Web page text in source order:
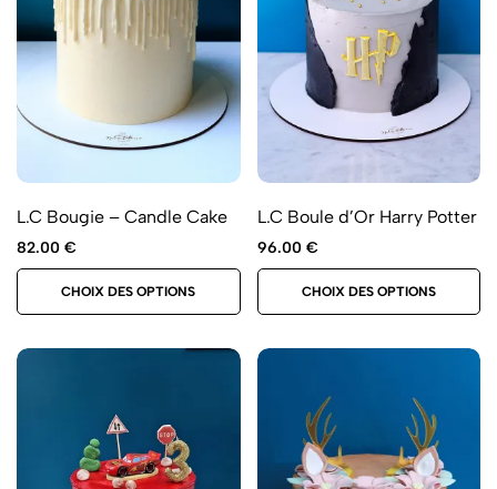
L.C Bougie – Candle Cake
82.00 €
CHOIX DES OPTIONS
L.C Boule d’Or Harry Potter
96.00 €
CHOIX DES OPTIONS